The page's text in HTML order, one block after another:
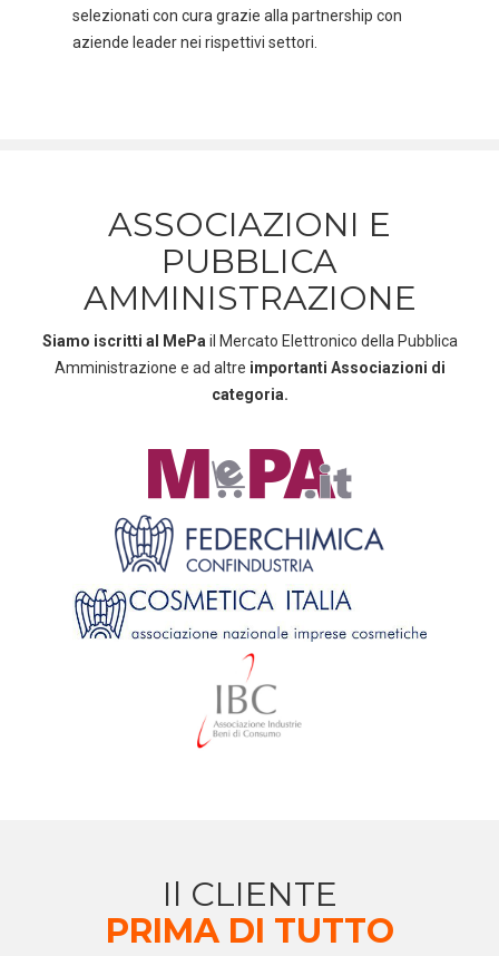
selezionati con cura grazie alla partnership con
aziende leader nei rispettivi settori.
ASSOCIAZIONI E
PUBBLICA
AMMINISTRAZIONE
Siamo iscritti al MePail Mercato Elettronico della Pubblica
Amministrazione e ad altre importanti Associazioni di
categoria.
Il CLIENTE
PRIMA DI TUTTO